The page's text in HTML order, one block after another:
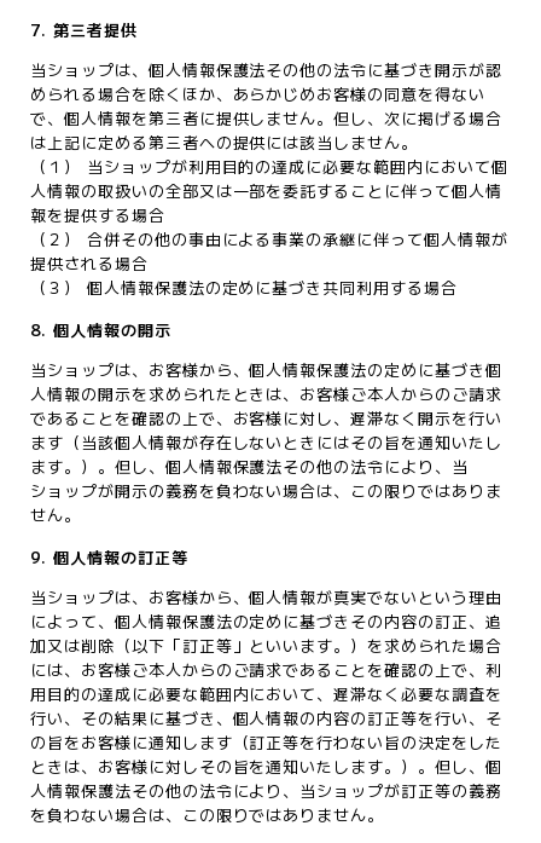
7. 第三者提供
当ショップは、個人情報保護法その他の法令に基づき開示が認
められる場合を除くほか、あらかじめお客様の同意を得ない
で、個人情報を第三者に提供しません。但し、次に掲げる場合
は上記に定める第三者への提供には該当しません。
（１） 当ショップが利用目的の達成に必要な範囲内において個
人情報の取扱いの全部又は一部を委託することに伴って個人情
報を提供する場合
（２） 合併その他の事由による事業の承継に伴って個人情報が
提供される場合
（３） 個人情報保護法の定めに基づき共同利用する場合
8. 個人情報の開示
当ショップは、お客様から、個人情報保護法の定めに基づき個
人情報の開示を求められたときは、お客様ご本人からのご請求
であることを確認の上で、お客様に対し、遅滞なく開示を行い
ます（当該個人情報が存在しないときにはその旨を通知いたし
ます。）。但し、個人情報保護法その他の法令により、当
ショップが開示の義務を負わない場合は、この限りではありま
せん。
9. 個人情報の訂正等
当ショップは、お客様から、個人情報が真実でないという理由
によって、個人情報保護法の定めに基づきその内容の訂正、追
加又は削除（以下「訂正等」といいます。）を求められた場合
には、お客様ご本人からのご請求であることを確認の上で、利
用目的の達成に必要な範囲内において、遅滞なく必要な調査を
行い、その結果に基づき、個人情報の内容の訂正等を行い、そ
の旨をお客様に通知します（訂正等を行わない旨の決定をした
ときは、お客様に対しその旨を通知いたします。）。但し、個
人情報保護法その他の法令により、当ショップが訂正等の義務
を負わない場合は、この限りではありません。